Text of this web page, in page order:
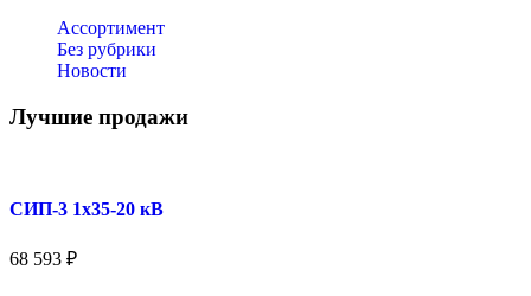
Ассортимент
Без рубрики
Новости
Лучшие продажи
СИП-3 1x35-20 кВ
68 593 ₽